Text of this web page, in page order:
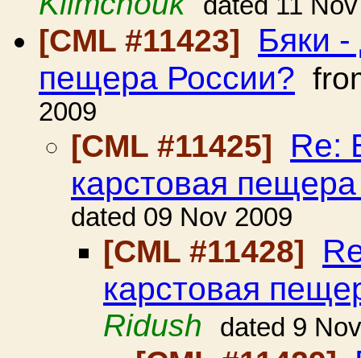
[CML #11423]
Бяки
пещера России?
2009
[CML #11425]
Re:
карстовая
dated 09 Nov 2009
[CML #11428]
карстовая
Ridush dated 9